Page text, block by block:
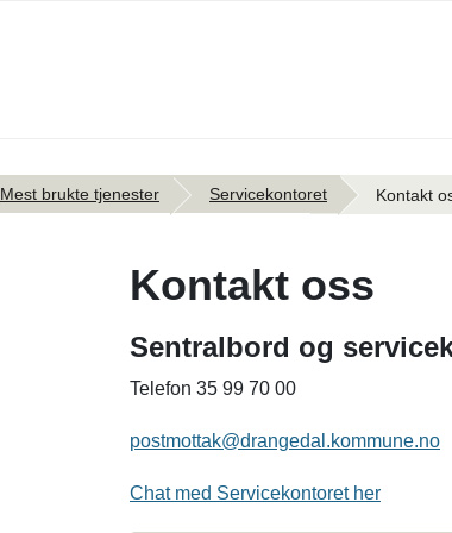
Mest brukte tjenester Servicekontoret Kontakt
Kontakt oss
Sentralbord og
Telefon 35 99 70 00
postmottak@drangedal.kommune.no
Chat med Servicekontoret her